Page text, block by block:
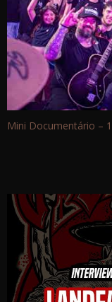
Mini Documentário –